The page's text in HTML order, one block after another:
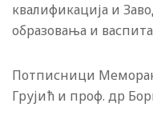
квалификација и
образовања и
Потписници
Грујић и проф. др